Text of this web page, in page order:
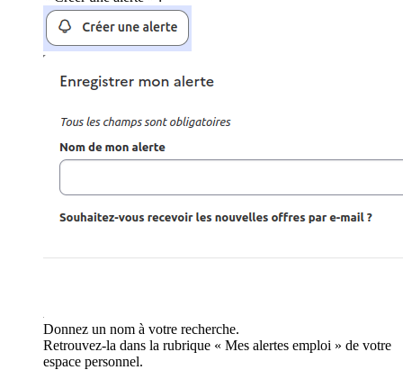
Donnez un nom à votre recherche.
Retrouvez-la dans la rubrique « Mes alertes emploi » de votre
espace personnel.